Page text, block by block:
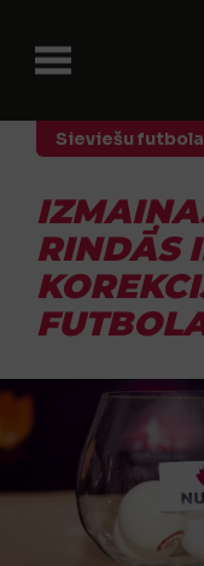
Sieviešu
RINDĀS